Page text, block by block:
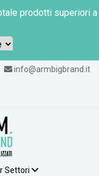
prodotti superiori a
by
info@armbigbrand.it
Settori